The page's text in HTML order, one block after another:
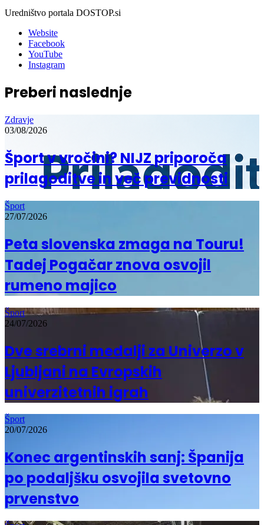
Uredništvo portala DOSTOP.si
Website
Facebook
YouTube
Instagram
Preberi naslednje
Zdravje
03/08/2026
Šport v vročini? NIJZ priporoča
prilagoditve in več previdnosti
Šport
27/07/2026
Peta slovenska zmaga na Touru!
Tadej Pogačar znova osvojil
rumeno majico
Šport
24/07/2026
Dve srebrni medalji za Univerzo v
Ljubljani na Evropskih
univerzitetnih igrah
Šport
20/07/2026
Konec argentinskih sanj: Španija
po podaljšku osvojila svetovno
prvenstvo